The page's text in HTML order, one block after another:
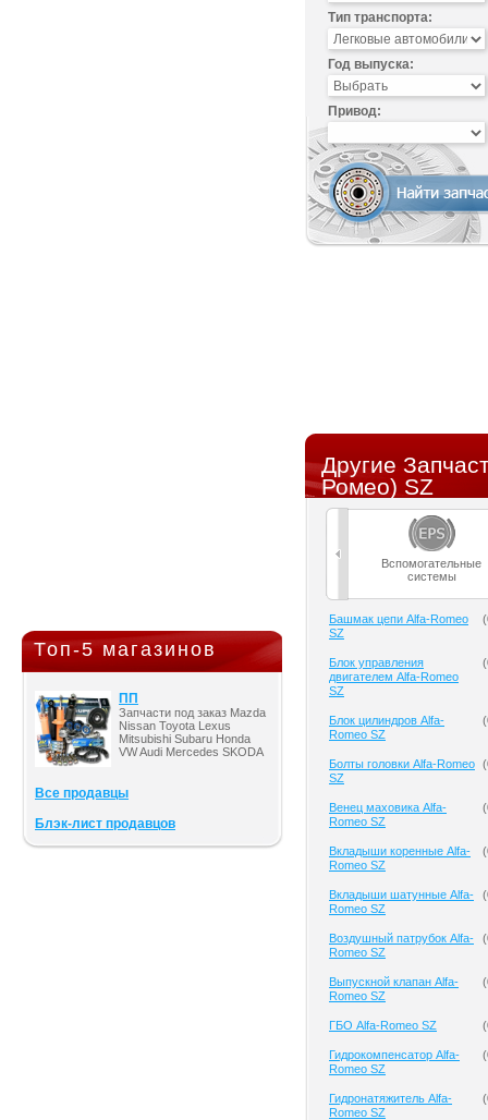
Топ-5 магазинов
ПП
Запчасти под заказ Mazda
Nissan Toyota Lexus
Mitsubishi Subaru Honda
VW Audi Mercedes SKODA
Все продавцы
Блэк-лист продавцов
Тип транспорта:
Год выпуска:
Привод:
Другие
Ромео) SZ
Вспомогательные
системы
Башмак цепи Alfa-Romeo
SZ
(
Блок управления
двигателем Alfa-Romeo
SZ
(
Блок цилиндров Alfa-
Romeo SZ
(
Болты головки Alfa-Romeo
SZ
(
Венец маховика Alfa-
Romeo SZ
(
Вкладыши коренные Alfa-
Romeo SZ
(
Вкладыши шатунные Alfa-
Romeo SZ
(
Воздушный патрубок Alfa-
Romeo SZ
(
Выпускной клапан Alfa-
Romeo SZ
(
ГБО Alfa-Romeo SZ (
Гидрокомпенсатор Alfa-
Romeo SZ
(
Гидронатяжитель Alfa-
Romeo SZ
(